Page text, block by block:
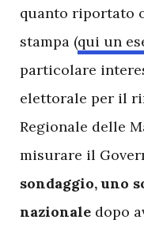
quanto riportato
stampa (qui un
particolare
elettorale per il
Regionale delle
misurare il
sondaggio, uno
nazionale dopo